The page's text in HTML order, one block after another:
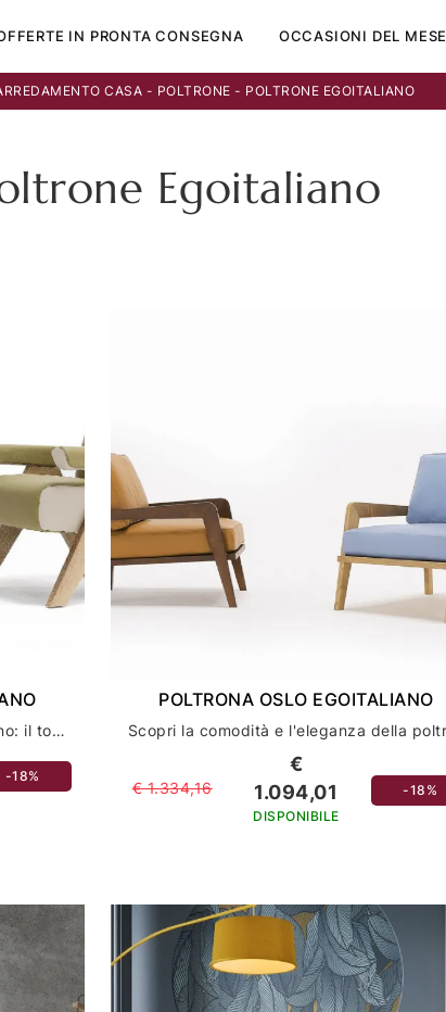
IN PRONTA CONSEGNA OCCASIONI DEL MESE
CASA - POLTRONE - POLTRONE EGOITALIANO
Egoitaliano
Scopri la poltrona Fram di Egoitaliano: il tocco di classe per l'arredamento della tua casa
-18%
POLTRONA OSLO EGOITALIANO
€ 1.334,16
€
1.094,01
DISPONIBILE
-18%